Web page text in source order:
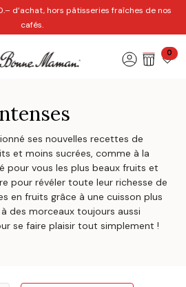
d’achat, hors pâtisseries fraîches de nos
cafés.
0
ses nouvelles recettes de
et moins sucrées, comme à la
pour vous les plus beaux fruits et
pour révéler toute leur richesse de
en fruits grâce à une cuisson plus
des morceaux toujours aussi
se faire plaisir tout simplement !